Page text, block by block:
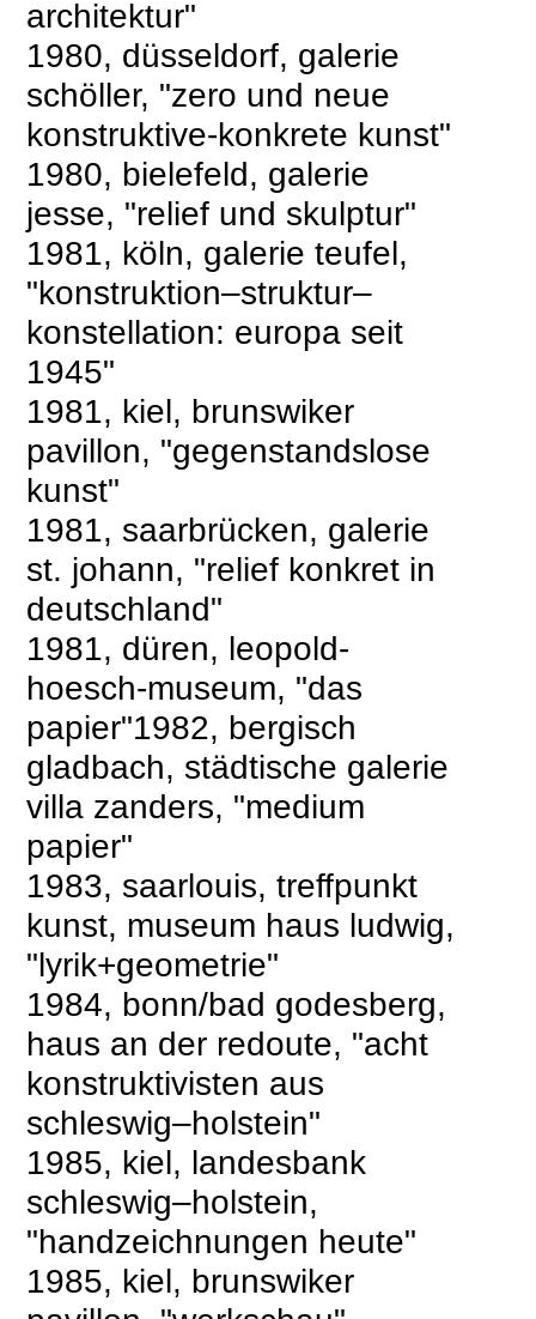
architektur"
1980, düsseldorf, galerie
schöller, "zero und neue
konstruktive-konkrete kunst"
1980, bielefeld, galerie
jesse, "relief und skulptur"
1981, köln, galerie teufel,
"konstruktion–struktur–
konstellation: europa seit
1945"
1981, kiel, brunswiker
pavillon, "gegenstandslose
kunst"
1981, saarbrücken, galerie
st. johann, "relief konkret in
deutschland"
1981, düren, leopold-
hoesch-museum, "das
papier"1982, bergisch
gladbach, städtische galerie
villa zanders, "medium
papier"
1983, saarlouis, treffpunkt
kunst, museum haus ludwig,
"lyrik+geometrie"
1984, bonn/bad godesberg,
haus an der redoute, "acht
konstruktivisten aus
schleswig–holstein"
1985, kiel, landesbank
schleswig–holstein,
"handzeichnungen heute"
1985, kiel, brunswiker